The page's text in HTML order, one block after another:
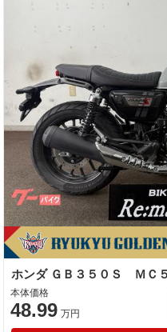
本体価格
48.99 万円